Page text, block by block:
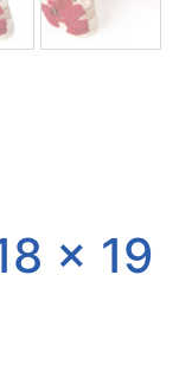
x 19